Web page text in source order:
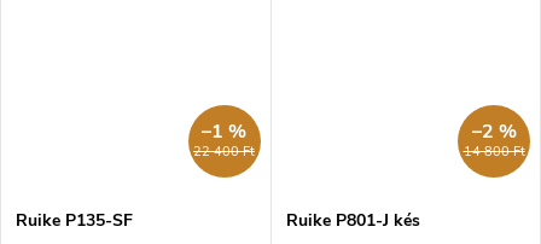
22 400 Ft
–1 %
Ruike P135-SF
14 800 Ft
–2 %
Ruike P801-J kés